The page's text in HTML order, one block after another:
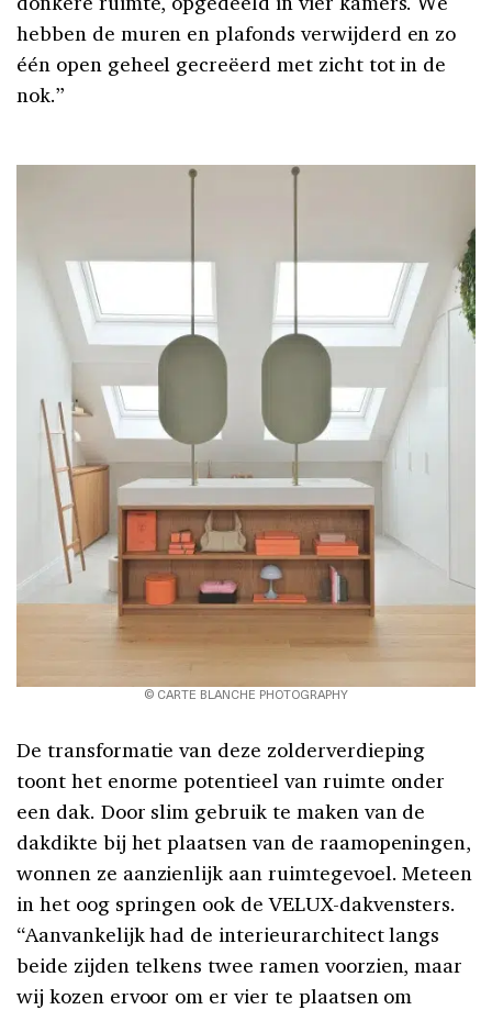
hebben de muren en plafonds verwijderd en zo
één open geheel gecreëerd met zicht tot in de
nok.”
© CARTE BLANCHE PHOTOGRAPHY
De transformatie van deze zolderverdieping
toont het enorme potentieel van ruimte onder
een dak. Door slim gebruik te maken van de
dakdikte bij het plaatsen van de raamopeningen,
wonnen ze aanzienlijk aan ruimtegevoel. Meteen
in het oog springen ook de VELUX-dakvensters.
“Aanvankelijk had de interieurarchitect langs
beide zijden telkens twee ramen voorzien, maar
wij kozen ervoor om er vier te plaatsen om